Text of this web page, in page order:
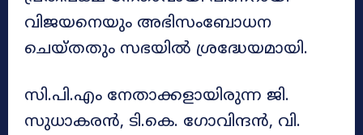
വിജയനെയും അഭിസംബോധന
ചെയ്തതും സഭയിൽ ശ്രദ്ധേയമായി.
സി.പി.എം നേതാക്കളായിരുന്ന ജി.
സുധാകരൻ, ടി.കെ. ഗോവിന്ദൻ, വി.